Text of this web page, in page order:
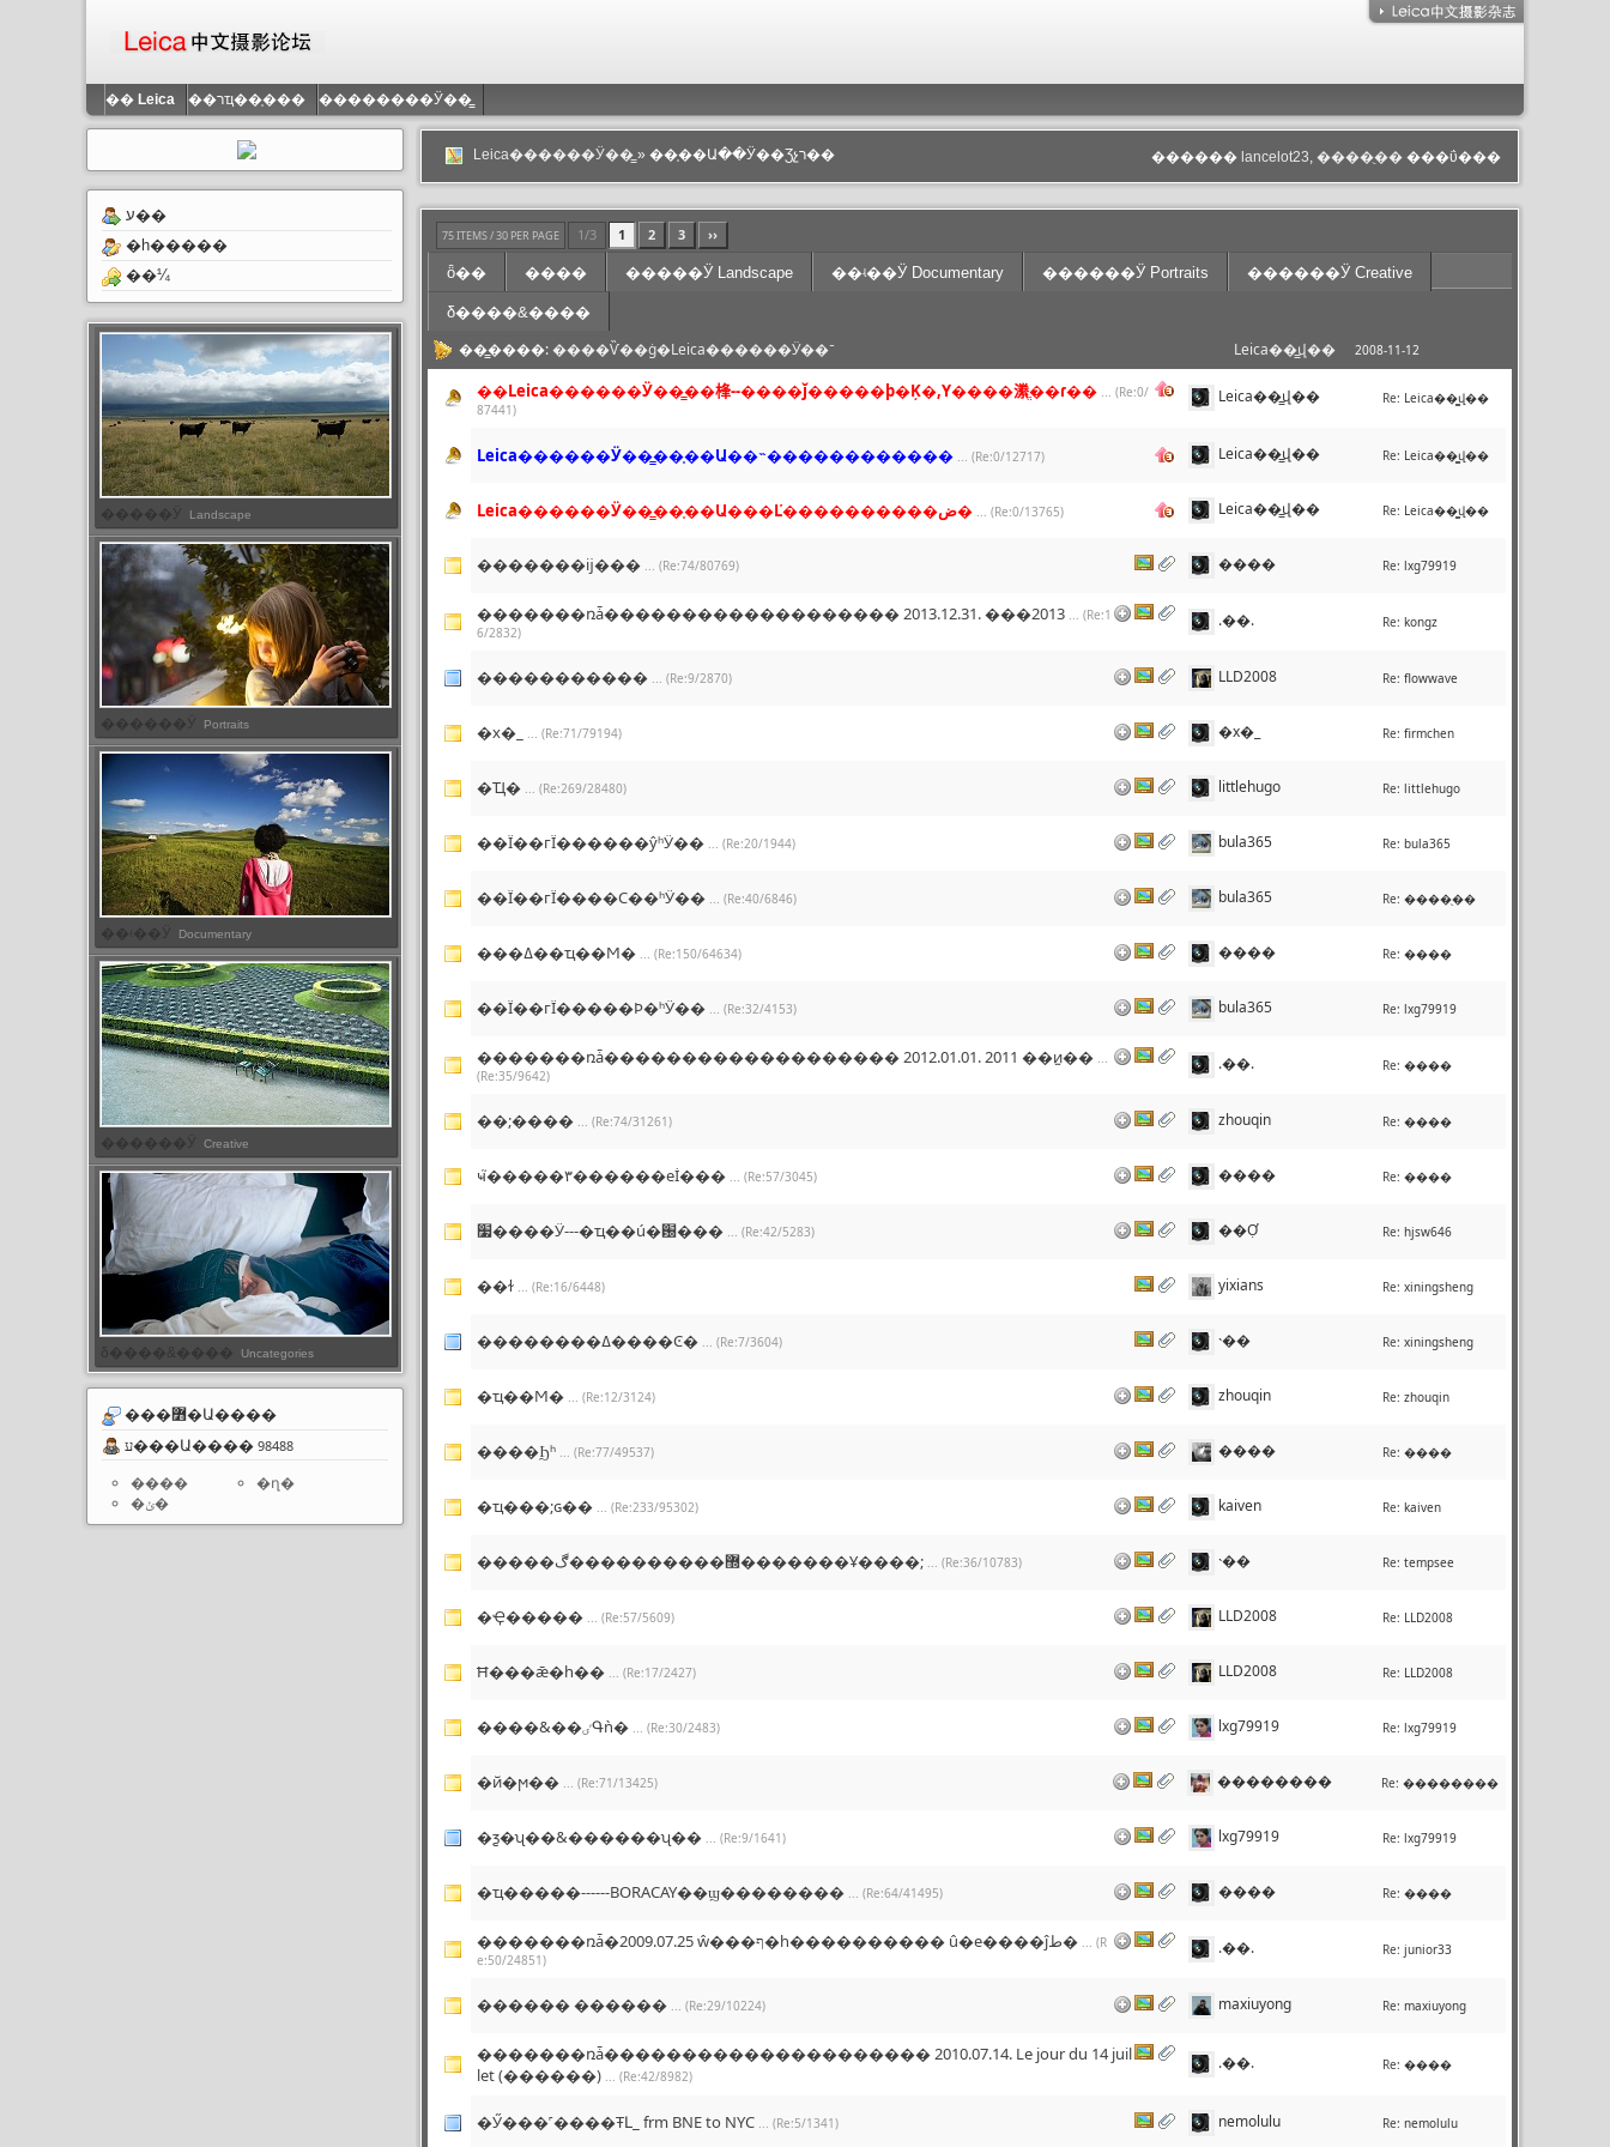
�� Leica ��רҵ��֤��� ��������Ӱ��̳
ע��
�һ�����
��¼
Landscape
Portraits
Documentary
Creative
δ����&���� Uncategories
���߻�Ա����
ע���Ա���� 98488
����
�ղ�
�ݵ�
������ lancelot23, ����ֻ�����ΰ���
Leica������Ӱ��̳ » ��֤��Ա��Ӱ��Ʒչר��
75 ITEMS / 30 PER PAGE 1/3 1 2 3 ››
ȫ�� ���� �����Ӱ Landscape ��ʵ��Ӱ Documentary ������Ӱ Portraits ������Ӱ Creative
δ����&����
��̳����: ����Ѷ��ġ�Leica������Ӱ��־ Leica��̳վ�� 2008-11-12
��Leica������Ӱ��̳��桻--����ǰ�����ϸ�Ķ�,Υ����潫ֱ��ɾ�� ... (Re:0/
87441)
Leica��̳վ�� Re: Leica��̳վ��
Leica������Ӱ��̳��֤��Ա��˵������������ ... (Re:0/12717) Leica��̳վ�� Re: Leica��̳վ��
Leica������Ӱ��̳��֤��Ա���Ľ����������ض� ... (Re:0/13765) Leica��̳վ�� Re: Leica��̳վ��
�������ĳ��� ... (Re:74/80769) ���� Re: lxg79919
�������ռǡ������������������� 2013.12.31. ���2013 ... (Re:1
6/2832)
.��. Re: kongz
����������� ... (Re:9/2870) LLD2008 Re: flowwave
�x�_ ... (Re:71/79194) �x�_ Re: firmchen
�Ҵ� ... (Re:269/28480) littlehugo Re: littlehugo
��Ϊ��гΪ������ŷʰӰ�� ... (Re:20/1944) bula365 Re: bula365
��Ϊ��гΪ����С��ʰӰ�� ... (Re:40/6846) bula365 Re: ����ֻ��
���ߡ��ҵ��Ϻ� ... (Re:150/64634) ���� Re: ����
��Ϊ��гΪ�����Ϸ�ʰӰ�� ... (Re:32/4153) bula365 Re: lxg79919
�������ռǡ������������������� 2012.01.01. 2011 ��ͷ̫�� ...
(Re:35/9642)
.��. Re: ����
��;���� ... (Re:74/31261) zhouqin Re: ����
ҹ֮�����٣������еİ��� ... (Re:57/3045) ���� Re: ����
׷����Ӱ---�ҵ��ú�԰��� ... (Re:42/5283) ��Ợ Re: hjsw646
��ɫ ... (Re:16/6448) yixians Re: xiningsheng
��������ߡ����Ͼ� ... (Re:7/3604) ˴�� Re: xiningsheng
�ҵ��Ϻ� ... (Re:12/3124) zhouqin Re: zhouqin
����Ϧʰ ... (Re:77/49537) ���� Re: ����
�ҵ���;ɢ�� ... (Re:233/95302) kaiven Re: kaiven
�����޽����������ڰ�������Ұ����; ... (Re:36/10783) ˴�� Re: tempsee
�Ҿ����� ... (Re:57/5609) LLD2008 Re: LLD2008
Ħ���ǣ�һ�� ... (Re:17/2427) LLD2008 Re: LLD2008
����&��ٸԳǹ� ... (Re:30/2483) lxg79919 Re: lxg79919
�й�ϻ�� ... (Re:71/13425) �������� Re: ��������
�ƺ�ʯ��&������ʯ�� ... (Re:9/1641) lxg79919 Re: lxg79919
�ҵ�����------BORACAY��ϣ�������� ... (Re:64/41495) ���� Re: ����
�������ռǡ�2009.07.25 ŵ���ף�һ���������� û�е����ĵط� ... (R
e:50/24851)
.��. Re: junior33
������ ������ ... (Re:29/10224) maxiuyong Re: maxiuyong
�������ռǡ��������������������� 2010.07.14. Le jour du 14 juil
let (������) ... (Re:42/8982)
.��. Re: ����
�Ӳ���˹����ŦԼ_ frm BNE to NYC ... (Re:5/1341) nemolulu Re: nemolulu